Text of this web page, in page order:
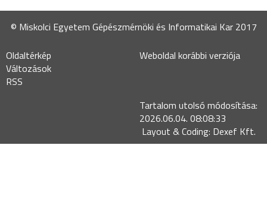
© Miskolci Egyetem Gépészmérnöki és Informatikai Kar 2017
Oldaltérkép
Változások
RSS
Weboldal korábbi verziója
Tartalom utolsó módosítása:
2026.06.04. 08:08:33
Layout & Coding: Dexef Kft.